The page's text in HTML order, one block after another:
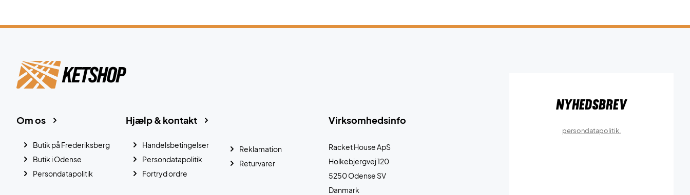
Virksomhedsinfo
Racket House ApS
Holkebjergvej 120
5250 Odense SV
Danmark
Hjælp & kontakt
Handelsbetingelser
Persondatapolitik
Fortryd ordre
Reklamation
Returvarer
Om os
Butik på Frederiksberg
Butik i Odense
Persondatapolitik
Nyhedsbrev
persondatapolitik.